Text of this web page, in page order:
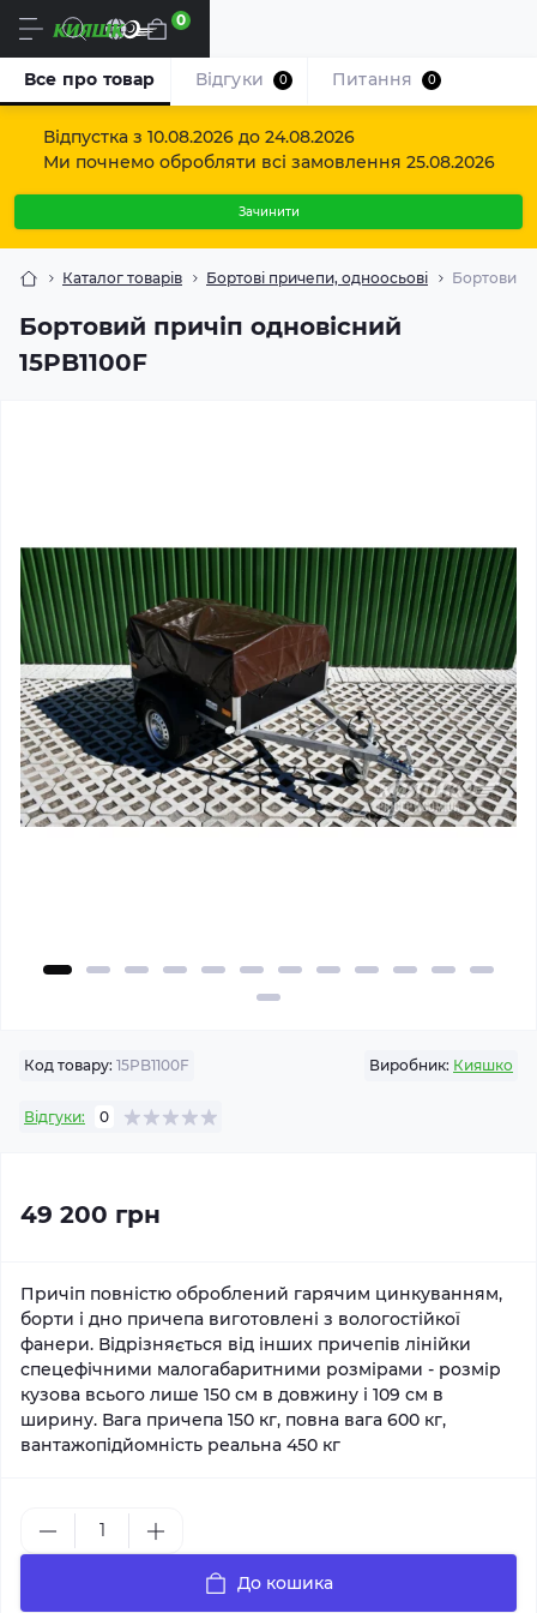
Відпустка з 10.08.2026 до 24.08.2026
Ми почнемо обробляти всі замовлення 25.08.2026
Зачинити
Uk 0
Каталог товарів Бортові причепи, одноосьові Бортовий
Бортовий причіп одновісний
15PB1100F
Все про товар Відгуки 0 Питання 0
Код товару: 15PB1100F Виробник: Кияшко
Відгуки: 0
49 200 грн
Причіп повністю оброблений гарячим цинкуванням,
борти і дно причепа виготовлені з вологостійкої
фанери. Відрізняється від інших причепів лінійки
спецефічними малогабаритними розмірами - розмір
кузова всього лише 150 см в довжину і 109 см в
ширину. Вага причепа 150 кг, повна вага 600 кг,
вантажопідйомність реальна 450 кг
До кошика